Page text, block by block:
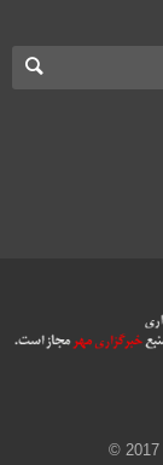
© 2017